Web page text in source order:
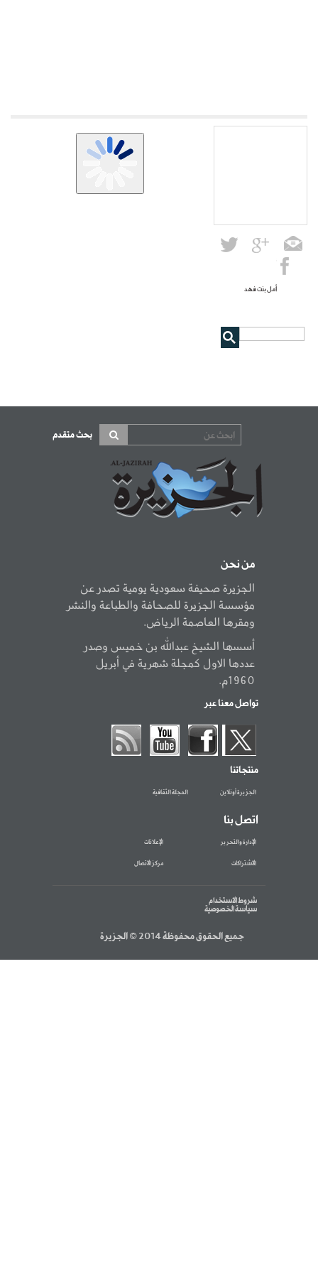
أمل بنت فهد
بحث متقدم
من نحن
الجزيرة صحيفة سعودية يومية تصدر عن
مؤسسة الجزيرة للصحافة والطباعة والنشر
ومقرها العاصمة الرياض.
أسسها الشيخ عبدالله بن خميس وصدر
عددها الاول كمجلة شهرية في أبريل
1960م.
تواصل معنا عبر
منتجاتنا
الجزيرة أونلاين المجلة الثقافية
اتصل بنا
الإدارة والتحرير الإعلانات
الاشتراكات مركز الاتصال
شروط الاستخدام
سياسة الخصوصية
جميع الحقوق محفوظة 2014 © الجزيرة